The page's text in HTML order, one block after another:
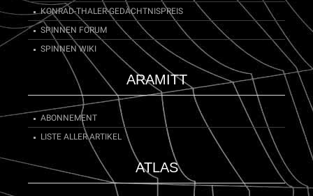
KONRAD-THALER-GEDÄCHTNISPREIS
SPINNEN FORUM
SPINNEN WIKI
ARAMITT
ABONNEMENT
LISTE ALLER ARTIKEL
ATLAS